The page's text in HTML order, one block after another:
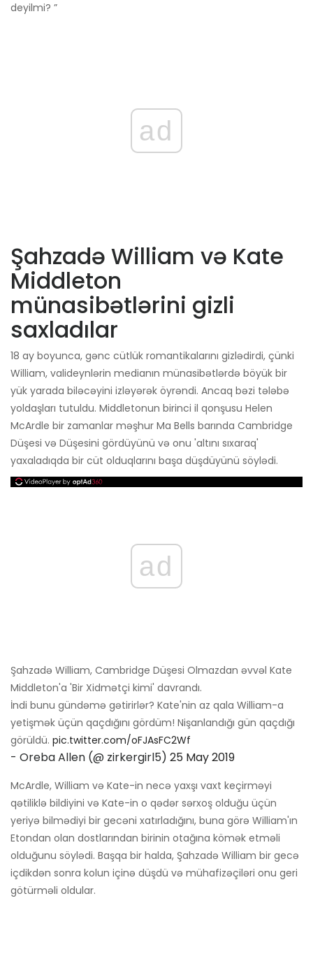
deyilmi? ”
ad
Şahzadə William və Kate
Middleton
münasibətlərini gizli
saxladılar
18 ay boyunca, gənc cütlük romantikalarını gizlədirdi, çünki
William, valideynlərin medianın münasibətlərdə böyük bir
yük yarada biləcəyini izləyərək öyrəndi. Ancaq bəzi tələbə
yoldaşları tutuldu. Middletonun birinci il qonşusu Helen
McArdle bir zamanlar məşhur Ma Bells barında Cambridge
Düşesi və Düşesini gördüyünü və onu 'altını sıxaraq'
yaxaladıqda bir cüt olduqlarını başa düşdüyünü söylədi.
ad
Şahzadə William, Cambridge Düşesi Olmazdan əvvəl Kate
Middleton'a 'Bir Xidmətçi kimi' davrandı.
İndi bunu gündəmə gətirirlər? Kate'nin az qala William-a
yetişmək üçün qaçdığını gördüm! Nişanlandığı gün qaçdığı
görüldü. pic.twitter.com/oFJAsFC2Wf
- Oreba Allen (@ zirkergirl5) 25 May 2019
McArdle, William və Kate-in necə yaxşı vaxt keçirməyi
qətiliklə bildiyini və Kate-in o qədər sərxoş olduğu üçün
yeriyə bilmədiyi bir gecəni xatırladığını, buna görə William'ın
Etondan olan dostlarından birinin otağına kömək etməli
olduğunu söylədi. Başqa bir halda, Şahzadə William bir gecə
içdikdən sonra kolun içinə düşdü və mühafizəçiləri onu geri
götürməli oldular.